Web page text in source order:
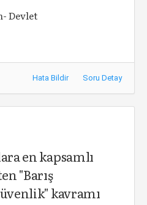
Devlet
Hata Bildir Soru Detay
en kapsamlı
"Barış
kavramı